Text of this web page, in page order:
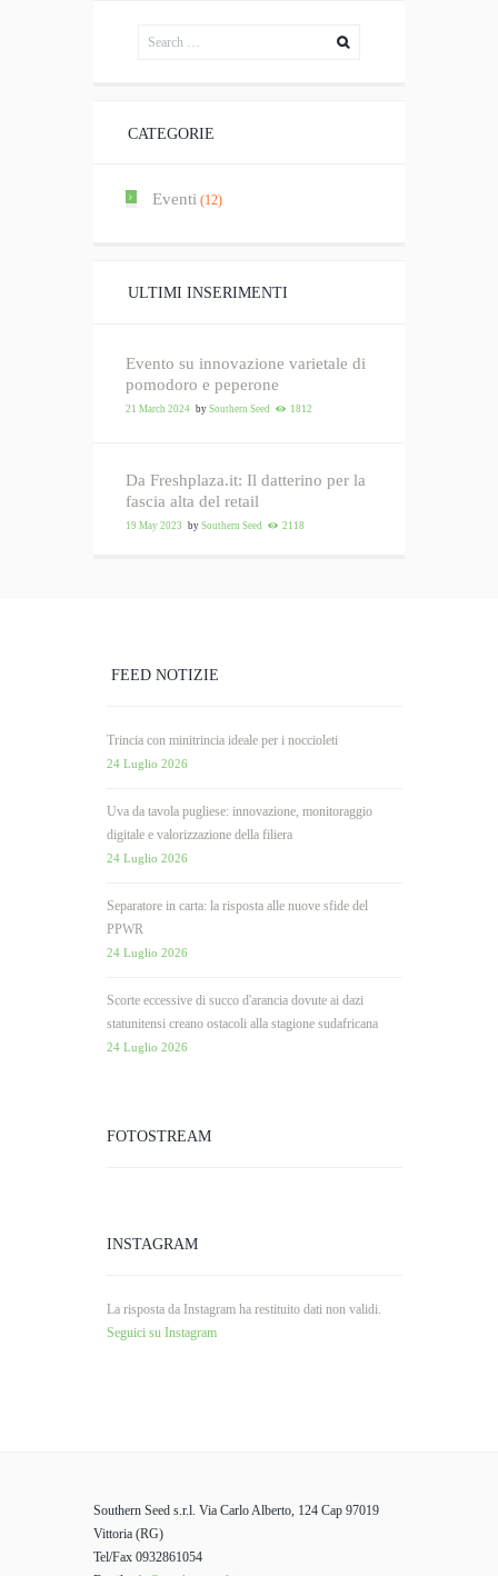
CATEGORIE
Eventi (12)
ULTIMI INSERIMENTI
Evento su innovazione varietale di
pomodoro e peperone
21 March 2024 by Southern Seed 1812
Da Freshplaza.it: Il datterino per la
fascia alta del retail
19 May 2023 by Southern Seed 2118
FEED NOTIZIE
Trincia con minitrincia ideale per i noccioleti
24 Luglio 2026
Uva da tavola pugliese: innovazione, monitoraggio
digitale e valorizzazione della filiera
24 Luglio 2026
Separatore in carta: la risposta alle nuove sfide del
PPWR
24 Luglio 2026
Scorte eccessive di succo d'arancia dovute ai dazi
statunitensi creano ostacoli alla stagione sudafricana
24 Luglio 2026
FOTOSTREAM
INSTAGRAM
La risposta da Instagram ha restituito dati non validi.
Seguici su Instagram
Southern Seed s.r.l. Via Carlo Alberto, 124 Cap 97019
Vittoria (RG)
Tel/Fax 0932861054